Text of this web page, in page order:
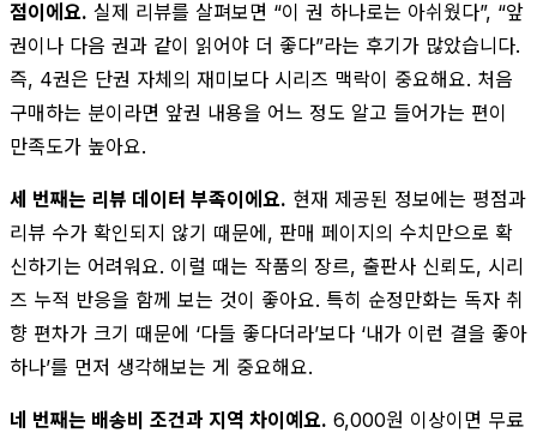
점이에요. 실제 리뷰를 살펴보면 “이 권 하나로는 아쉬웠다”, “앞
권이나 다음 권과 같이 읽어야 더 좋다”라는 후기가 많았습니다.
즉, 4권은 단권 자체의 재미보다 시리즈 맥락이 중요해요. 처음
구매하는 분이라면 앞권 내용을 어느 정도 알고 들어가는 편이
만족도가 높아요.
세 번째는 리뷰 데이터 부족이에요. 현재 제공된 정보에는 평점과
리뷰 수가 확인되지 않기 때문에, 판매 페이지의 수치만으로 확
신하기는 어려워요. 이럴 때는 작품의 장르, 출판사 신뢰도, 시리
즈 누적 반응을 함께 보는 것이 좋아요. 특히 순정만화는 독자 취
향 편차가 크기 때문에 ‘다들 좋다더라’보다 ‘내가 이런 결을 좋아
하나’를 먼저 생각해보는 게 중요해요.
네 번째는 배송비 조건과 지역 차이예요. 6,000원 이상이면 무료